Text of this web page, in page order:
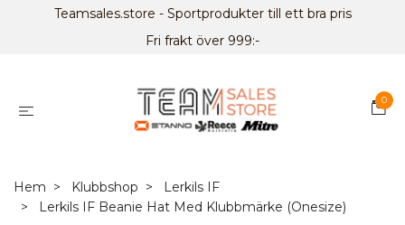
Teamsales.store - Sportprodukter till ett bra pris
Fri frakt över 999:-
0
Hem Klubbshop
Lerkils IF
Lerkils IF Beanie Hat Med Klubbmärke (Onesize)